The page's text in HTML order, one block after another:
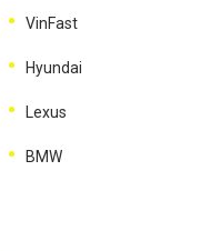
VinFast
Hyundai
Lexus
BMW